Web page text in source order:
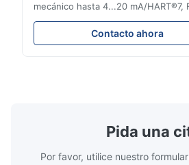
mecánico hasta 4...20 mA/HART®7,
Profibus-PA y totalizador *
posición de instalación: vertical,
o en tuberías descendentes *
Contacto ahora
Pida una
Por favor, utilice nuestro